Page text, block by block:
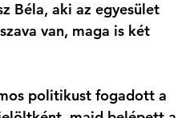
Béla, aki az egyesület
van, maga is két
politikust fogadott a